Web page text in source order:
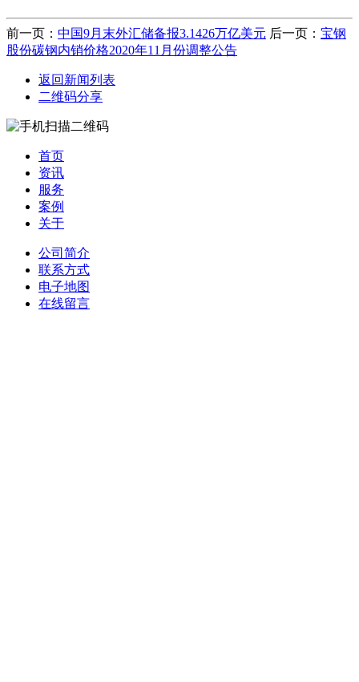
前一页： 中国9月末外汇储备报3.1426万亿美元 后一页： 宝钢
股份碳钢内销价格2020年11月份调整公告
返回新闻列表
二维码分享
首页
资讯
服务
案例
关于
公司简介
联系方式
电子地图
在线留言